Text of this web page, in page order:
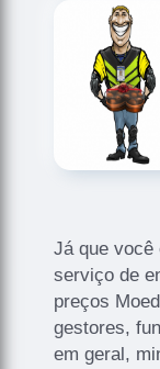
Já que você
serviço de
preços
gestores,
em geral,